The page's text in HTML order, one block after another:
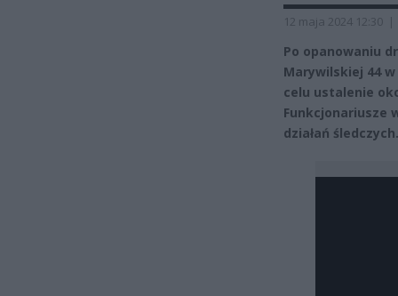
12 maja 2024 12:30 |
Po opanowaniu
Marywilskiej 44
celu ustalenie
Funkcjonariusze
działań śledczych.